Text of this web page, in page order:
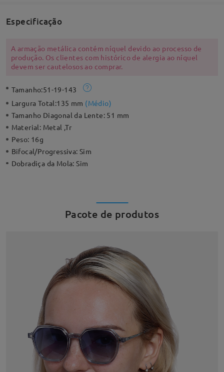
Especificação
A armação metálica contém níquel devido ao processo de
produção. Os clientes com histórico de alergia ao níquel
devem ser cautelosos ao comprar.
Tamanho:51-19-143
Largura Total:135 mm (Médio)
Tamanho Diagonal da Lente: 51 mm
Material: Metal ,Tr
Peso: 16g
Bifocal/Progressiva:Sim
Dobradiça da Mola:Sim
Pacote de produtos